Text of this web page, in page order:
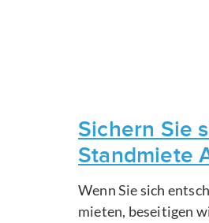
Sichern Sie
Standmiete
Wenn Sie sich
mieten, beseitigen